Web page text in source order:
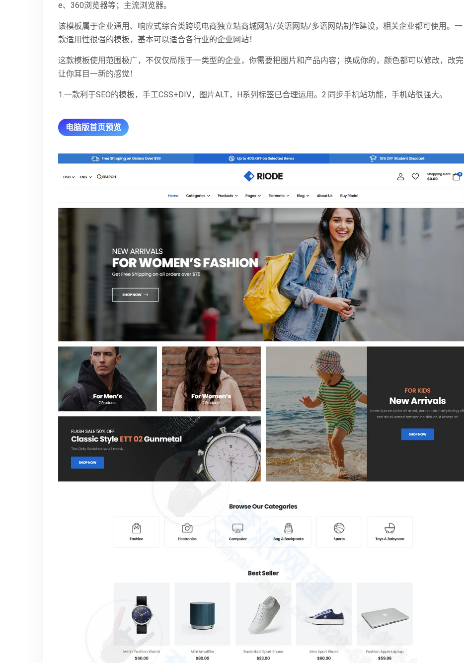
e、360浏览器等；主流浏览器。
该模板属于企业通用、响应式综合类跨境电商独立站商城网站/英语网站/多语网站制作建设，相关企业都可使用。一
款适用性很强的模板，基本可以适合各行业的企业网站！
这款模板使用范围极广，不仅仅局限于一类型的企业，你需要把图片和产品内容；换成你的，颜色都可以修改，改完
让你耳目一新的感觉！
1.一款利于SEO的模板，手工CSS+DIV，图片ALT，H系列标签已合理运用。2.同步手机站功能，手机站很强大。
电脑版首页预览